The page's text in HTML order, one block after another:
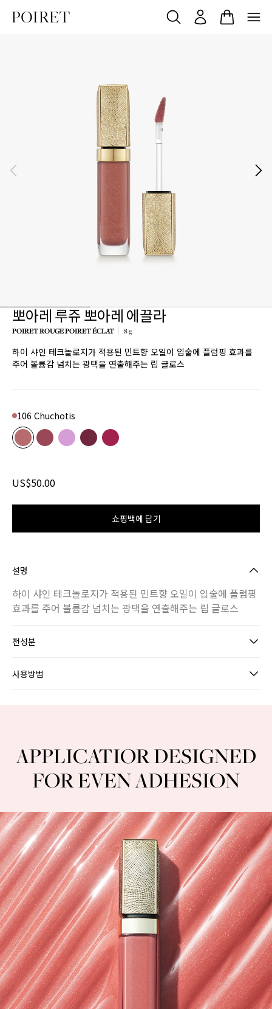
뽀아레 루쥬 뽀아레 에끌라
POIRET ROUGE POIRET ÉCLAT 8 g
하이 샤인 테크놀로지가 적용된 민트향 오일이 입술에 플럼핑 효과를
주어 볼륨감 넘치는 광택을 연출해주는 립 글로스
Color
106 Chuchotis
106 Chuchotis
Product variant in stock
209 À toi
Product variant in stock
809 Enlluné
Product variant in stock
810 Au moment
Product variant in stock
811 Tyrian purple
Product variant in stock
US$50.00
쇼핑백에 담기
설명
하이 샤인 테크놀로지가 적용된 민트향 오일이 입술에 플럼핑
효과를 주어 볼륨감 넘치는 광택을 연출해주는 립 글로스
전성분
사용방법
APPLICATIOR DESIGNED
FOR EVEN ADHESION